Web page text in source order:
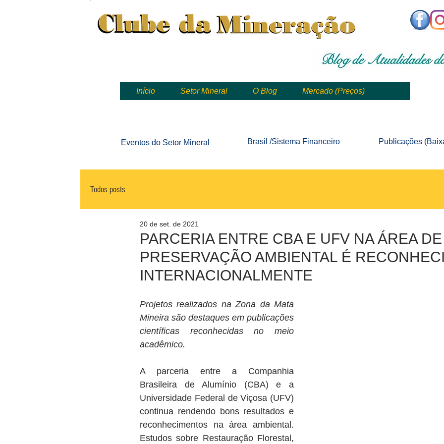
Início Setor Mineral O Blog Mercado (Preços)
Eventos do Setor Mineral Brasil /Sistema Financeiro Publicações
Todos posts
PARCERIA ENTRE CBA E UFV NA ÁREA DE
PRESERVAÇÃO AMBIENTAL É
INTERNACIONALMENTE
20 de set. de 2021
Projetos realizados na Zona da Mata
Mineira são destaques em publicações
científicas reconhecidas no meio
acadêmico.
A parceria entre a Companhia
Brasileira de Alumínio (CBA) e a
Universidade Federal de Viçosa (UFV)
continua rendendo bons resultados e
reconhecimentos na área ambiental.
Estudos sobre Restauração Florestal,